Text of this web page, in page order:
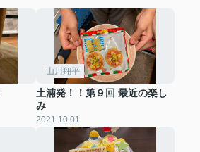
山川翔平
土浦発！！第９回 最近の楽し
み
2021.10.01